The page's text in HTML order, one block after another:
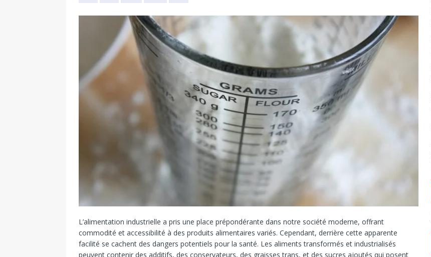
L’alimentation industrielle a pris une place prépondérante dans notre société moderne, offrant
commodité et accessibilité à des produits alimentaires variés. Cependant, derrière cette apparente
facilité se cachent des dangers potentiels pour la santé. Les aliments transformés et industrialisés
peuvent contenir des additifs, des conservateurs, des graisses trans, et des sucres ajoutés qui posent